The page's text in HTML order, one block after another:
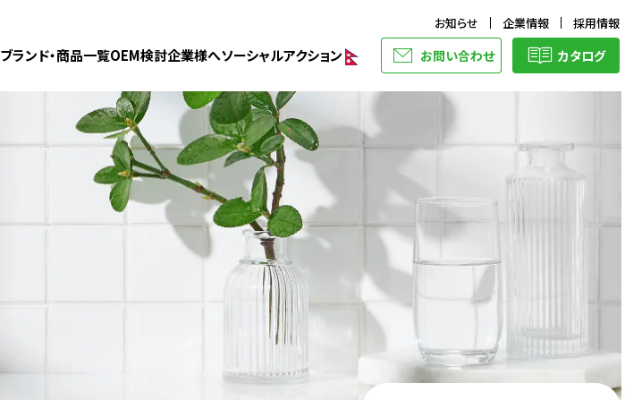
ブランド・商品一覧OEM検討企業様へソーシャルアクション お問い合わせ カタログ
お知らせ 企業情報 採用情報